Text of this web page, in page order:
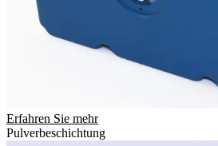
Erfahren Sie mehr
Pulverbeschichtung